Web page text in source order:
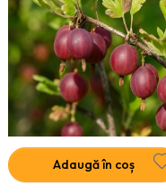
Adaugă în coș